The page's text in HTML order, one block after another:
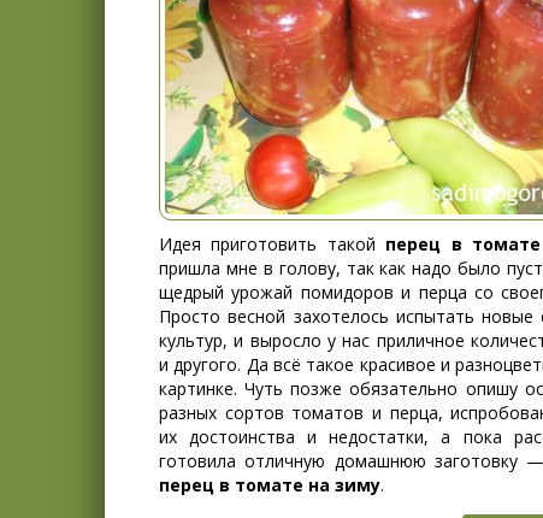
Идея приготовить такой перец в
пришла мне в голову, так как надо было
щедрый урожай помидоров и перца со
Просто весной захотелось испытать новые
культур, и выросло у нас приличное
и другого. Да всё такое красивое и
картинке. Чуть позже обязательно опишу
разных сортов томатов и перца,
их достоинства и недостатки, а пока
готовила отличную домашнюю заготовку —
перец в томате на зиму.